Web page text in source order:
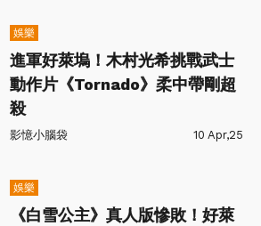
娛樂
進軍好萊塢！木村光希挑戰武士
動作片《Tornado》柔中帶剛超
殺
影憶小腦袋 10 Apr,25
娛樂
《白雪公主》真人版慘敗！好萊